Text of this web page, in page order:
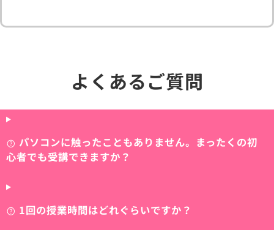
よくあるご質問
パソコンに触ったこともありません。まったくの初
心者でも受講できますか？
1回の授業時間はどれぐらいですか？